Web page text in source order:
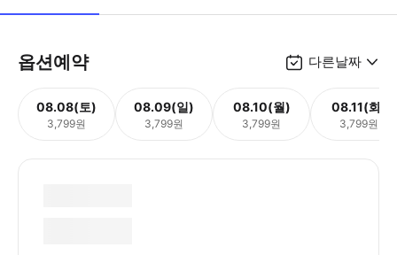
옵션예약 다른날짜
08.08(토)
3,799원
08.09(일)
3,799원
08.10(월)
3,799원
08.11(화)
3,799원